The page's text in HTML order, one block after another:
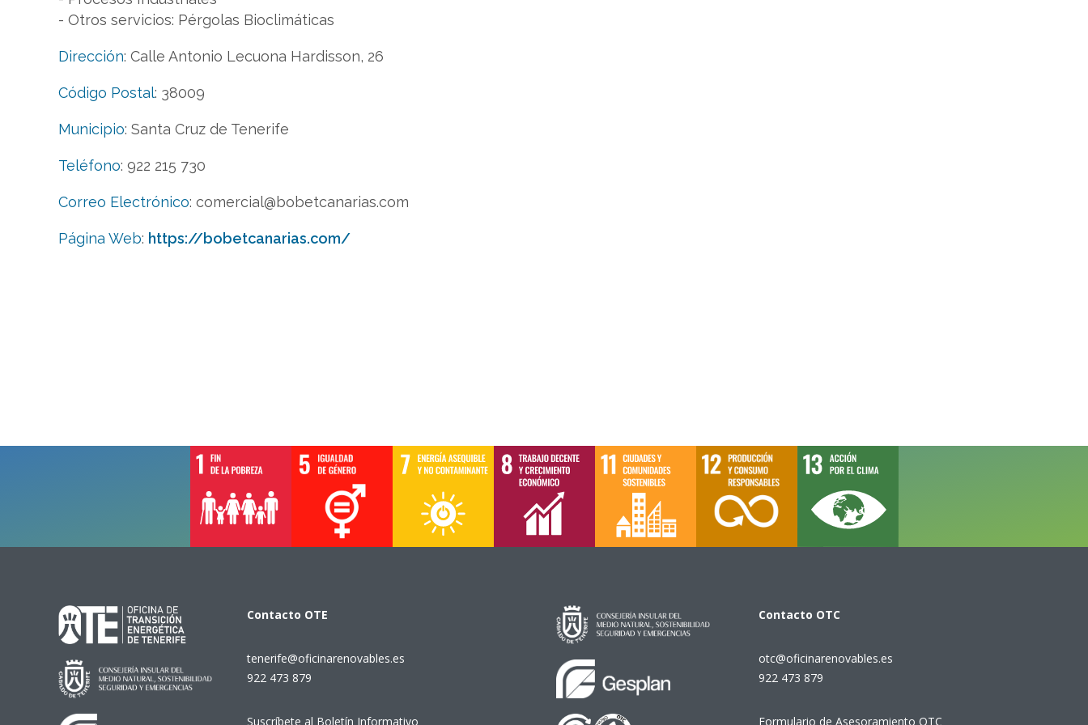
- Otros servicios: Pérgolas Bioclimáticas
Dirección: Calle Antonio Lecuona Hardisson, 26
Código Postal: 38009
Municipio: Santa Cruz de Tenerife
Teléfono: 922 215 730
Correo Electrónico: comercial@bobetcanarias.com
Página Web: https://bobetcanarias.com/
Contacto OTE
tenerife@oficinarenovables.es
922 473 879
Suscríbete al Boletín Informativo
Contacto OTC
otc@oficinarenovables.es
922 473 879
Formulario de Asesoramiento OTC